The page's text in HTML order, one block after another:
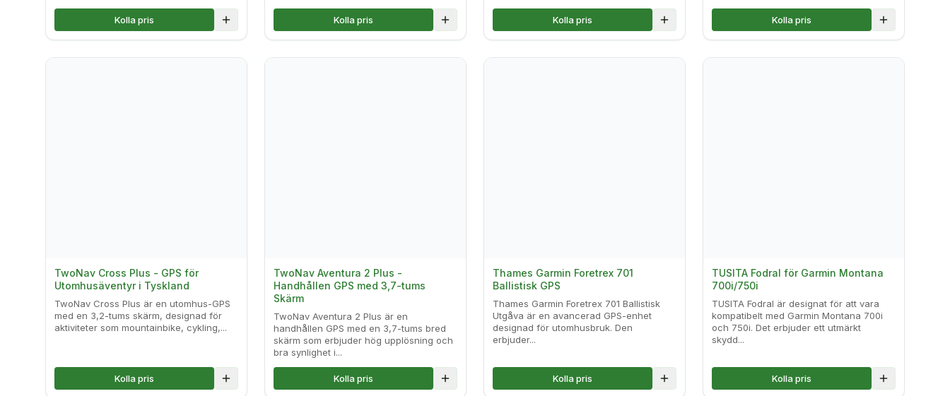
Kolla pris Lägg till i jämförelse Kolla pris Lägg till i jämförelse Kolla pris Lägg till i jämförelse Kolla pris Lägg till i
TwoNav Cross Plus - GPS för
Utomhusäventyr i Tyskland
TwoNav Cross Plus är en utomhus-GPS
med en 3,2-tums skärm, designad för
aktiviteter som mountainbike, cykling,...
Kolla pris Lägg till i jämförelse
TwoNav Aventura 2 Plus -
Handhållen GPS med 3,7-tums
Skärm
TwoNav Aventura 2 Plus är en
handhållen GPS med en 3,7-tums bred
skärm som erbjuder hög upplösning och
bra synlighet i...
Kolla pris Lägg till i jämförelse
Thames Garmin Foretrex 701
Ballistisk GPS
Thames Garmin Foretrex 701 Ballistisk
Utgåva är en avancerad GPS-enhet
designad för utomhusbruk. Den
erbjuder...
Kolla pris Lägg till i jämförelse
TUSITA Fodral för Garmin Montana
700i/750i
TUSITA Fodral är designat för att vara
kompatibelt med Garmin Montana 700i
och 750i. Det erbjuder ett utmärkt
skydd...
Kolla pris Lägg till i